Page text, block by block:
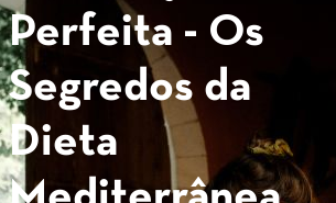
Perfeita - Os
Segredos da
Dieta